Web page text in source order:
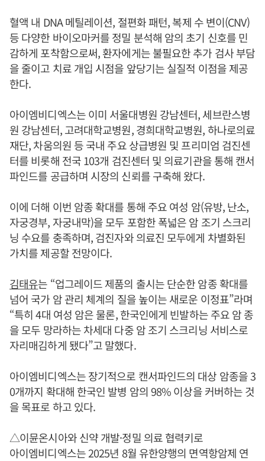
혈액 내 DNA 메틸레이션, 절편화 패턴, 복제 수 변이(CNV)
등 다양한 바이오마커를 정밀 분석해 암의 초기 신호를 민
감하게 포착함으로써, 환자에게는 불필요한 추가 검사 부담
을 줄이고 치료 개입 시점을 앞당기는 실질적 이점을 제공
한다.
아이엠비디엑스는 이미 서울대병원 강남센터, 세브란스병
원 강남센터, 고려대학교병원, 경희대학교병원, 하나로의료
재단, 차움의원 등 국내 주요 상급병원 및 프리미엄 검진센
터를 비롯해 전국 103개 검진센터 및 의료기관을 통해 캔서
파인드를 공급하며 시장의 신뢰를 구축해 왔다.
이에 더해 이번 암종 확대를 통해 주요 여성 암(유방, 난소,
자궁경부, 자궁내막)을 모두 포함한 폭넓은 암 조기 스크리
닝 수요를 충족하며, 검진자와 의료진 모두에게 차별화된
가치를 제공할 전망이다.
김태유는 “업그레이드 제품의 출시는 단순한 암종 확대를
넘어 국가 암 관리 체계의 질을 높이는 새로운 이정표”라며
“특히 4대 여성 암은 물론, 한국인에게 빈발하는 주요 암 종
을 모두 망라하는 차세대 다중 암 조기 스크리닝 서비스로
자리매김하게 됐다”고 말했다.
아이엠비디엑스는 장기적으로 캔서파인드의 대상 암종을 3
0개까지 확대해 한국인 발병 암의 98% 이상을 커버하는 것
을 목표로 하고 있다.
△이뮨온시아와 신약 개발·정밀 의료 협력키로
아이엠비디엑스는 2025년 8월 유한양행의 면역항암제 연